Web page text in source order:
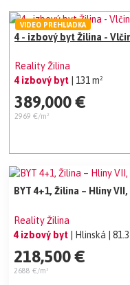
4 - izbový byt Žilina -
Reality Žilina
4 izbový byt
| 131 m²
389,000 €
2969 €/m²
VIDEO PREHLIADKA
BYT 4+1, Žilina – Hliny
Reality Žilina
4 izbový byt | Hlinská |
218,500 €
2688 €/m²